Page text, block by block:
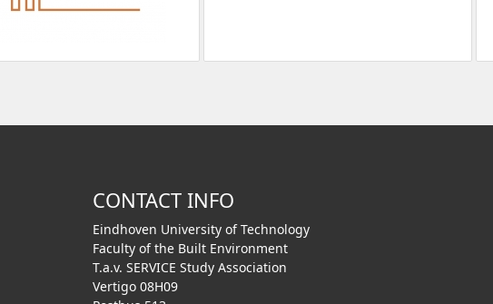
CONTACT INFO
Eindhoven University of Technology
Faculty of the Built Environment
T.a.v. SERVICE Study Association
Vertigo 08H09